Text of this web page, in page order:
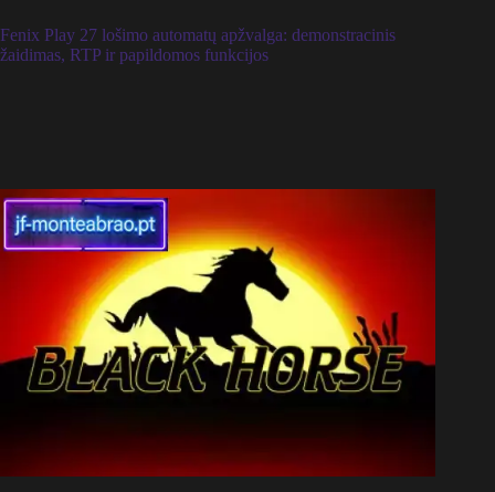
Fenix ​​Play 27 lošimo automatų apžvalga: demonstracinis
žaidimas, RTP ir papildomos funkcijos